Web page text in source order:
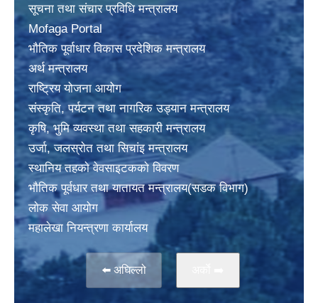
सूचना तथा संचार प्रविधि मन्त्रालय
Mofaga Portal
भाैतिक पूर्वाधार विकास प्रदेशिक मन्त्रालय
अर्थ मन्त्रालय
राष्ट्रिय योजना आयोग
संस्कृति, पर्यटन तथा नागरिक उड्यान मन्त्रालय
कृषि, भुमि व्यवस्था तथा सहकारी मन्त्रालय
उर्जा, जलस्राेत तथा सिचांइ मन्त्रालय
स्थानिय तहकाे वेवसाइटककाे विवरण
भाैतिक पूर्वधार तथा यातायत मन्त्रालय(सडक विभाग)
लाेक सेवा आयोग
महालेखा नियन्त्रणा कार्यालय
⬅️ अघिल्लो